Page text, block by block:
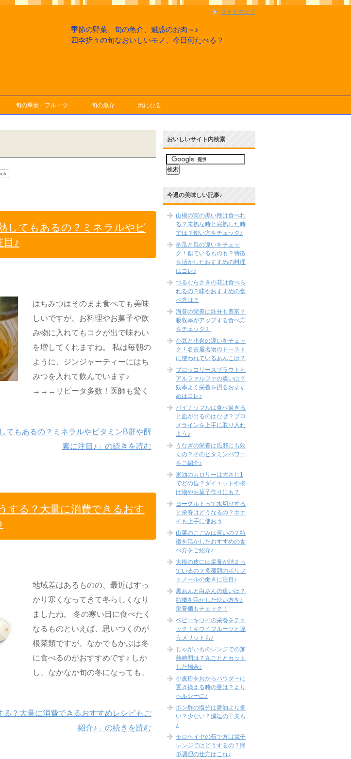
季節の野菜、旬の魚介、魅惑のお肉～♪
四季折々の旬なおいしいモノ、今日何たべる？
旬の果物・フルーツ 旬の魚介 気になる
してもあるの？ミネラルやビ
目♪
はちみつはそのまま食べても美味
しいですが、お料理やお菓子や飲
み物に入れてもコクが出で味わい
を増してくれますね。 私は毎朝の
ように、ジンジャーティーにはち
みつを入れて飲んでいます♪
→→→リピータ多数！医師も驚く
てもあるの？ミネラルやビタミンB群や酵
素に注目♪」の続きを読む
する？大量に消費できるおす
地域差はあるものの、最近はすっ
かり寒くなってきて冬らしくなり
ましたね。 冬の寒い日に食べたく
なるものといえば、思いつくのが
根菜類ですが、なかでもかぶは冬
に食べるのがおすすめです♪ しか
し、なかなか旬の冬になっても、
る？大量に消費できるおすすめレシピもご
紹介♪」の続きを読む
おいしいサイト内検索
今週の美味しい記事♪
山椒の実の黒い種は食べれ
る？未熟な時と完熟した時
では？使い方をチェック♪
冬瓜と瓜の違いをチェッ
ク！似ているものも？特徴
を活かしたおすすめの料理
はコレ♪
つるむらさきの花は食べら
れるの？味やおすすめの食
べ方は？
海苔の栄養は鉄分も豊富？
吸収率がアップする食べ方
をチェック！
小豆と小倉の違いをチェッ
ク！名古屋名物のトースト
に使われているあんこは？
ブロッコリースプラウトと
アルファルファの違いは？
効率よく栄養を摂るおすす
めはコレ♪
パイナップルは食べ過ぎる
と血が出るのはなぜ？ブロ
メラインを上手に取り入れ
よう♪
うなぎの栄養は風邪にも効
くの？そのビタミンパワー
をご紹介♪
米油のカロリーは大さじ1
でどの位？ダイエットや揚
げ物やお菓子作りにも？
ヨーグルトって水切りする
と栄養はどうなるの？ホエ
イも上手に使おう
山菜のこごみは苦いの？特
徴を活かしたおすすめの食
べ方をご紹介♪
大根の皮には栄養が詰まっ
ているの？多種類のポリフ
ェノールの働きに注目♪
黒あんと白あんの違いは？
特徴を活かした使い方を♪
栄養価もチェック！
ベビーキウイの栄養をチェ
ック！キウイフルーツと違
うメリットも♪
じゃがいものレンジでの加
熱時間は？丸ごととカット
した場合♪
小麦粉をおからパウダーに
置き換える時の量は？より
ヘルシーに♪
ポン酢の塩分は醤油より多
い？少ない？減塩の工夫も
♪
モロヘイヤの茹で方は電子
レンジではどうするの？簡
単調理の仕方はこれ♪
サイトマップ